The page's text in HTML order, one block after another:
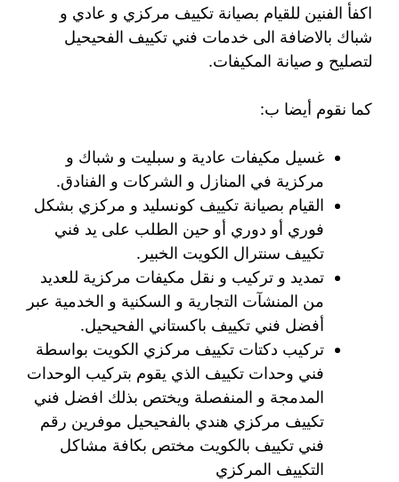
اكفأ الفنين للقيام بصيانة تكييف مركزي و عادي و
شباك بالاضافة الى خدمات فني تكييف الفحيحيل
لتصليح و صيانة المكيفات.
كما نقوم أيضا ب:
غسيل مكيفات عادية و سبليت و شباك و
مركزية في المنازل و الشركات و الفنادق.
القيام بصيانة تكييف كونسليد و مركزي بشكل
فوري أو دوري أو حين الطلب على يد فني
تكييف سنترال الكويت الخبير.
تمديد و تركيب و نقل مكيفات مركزية للعديد
من المنشآت التجارية و السكنية و الخدمية عبر
أفضل فني تكييف باكستاني الفحيحيل.
تركيب دكتات تكييف مركزي الكويت بواسطة
فني وحدات تكييف الذي يقوم بتركيب الوحدات
المدمجة و المنفصلة ويختص بذلك افضل فني
تكييف مركزي هندي بالفحيحيل موفرين رقم
فني تكييف بالكويت مختص بكافة مشاكل
التكييف المركزي